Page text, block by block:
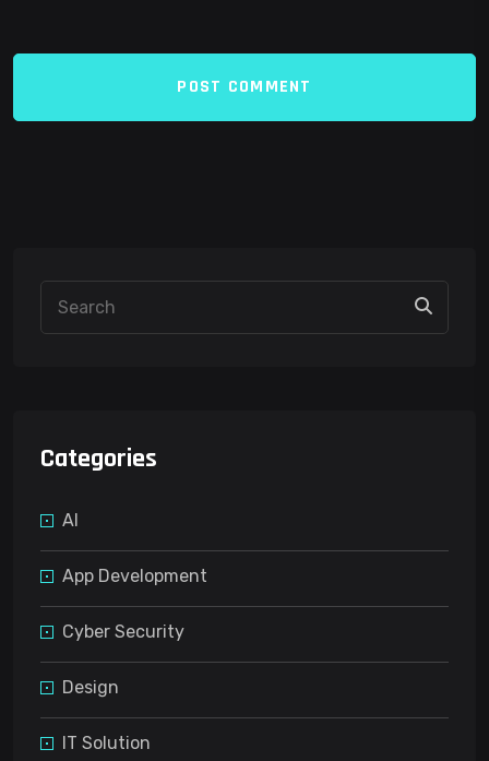
POST COMMENT
Categories
AI
App Development
Cyber Security
Design
IT Solution